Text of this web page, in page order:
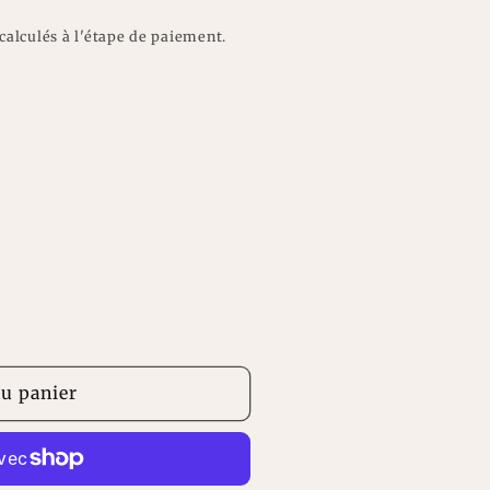
n
calculés à l'étape de paiement.
panier